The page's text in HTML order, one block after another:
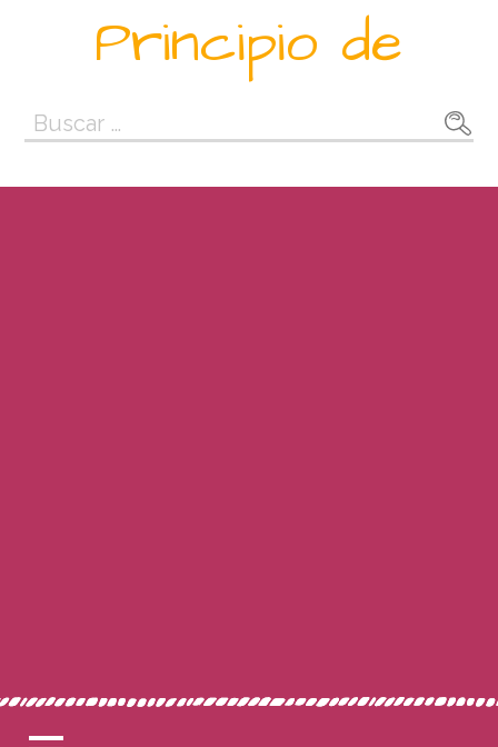
Principio de
Buscar: